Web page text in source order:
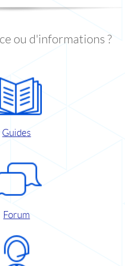
ou d'informations ?
Guides
Forum